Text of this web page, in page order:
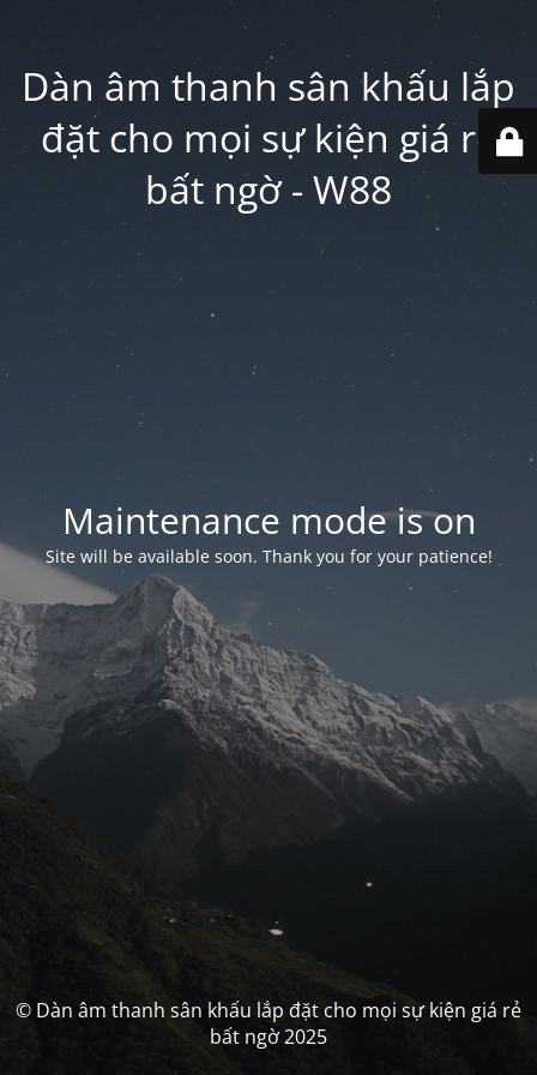
Dàn âm thanh sân khấu lắp
đặt cho mọi sự kiện giá rẻ
bất ngờ - W88
Maintenance mode is on
Site will be available soon. Thank you for your patience!
© Dàn âm thanh sân khấu lắp đặt cho mọi sự kiện giá rẻ
bất ngờ 2025